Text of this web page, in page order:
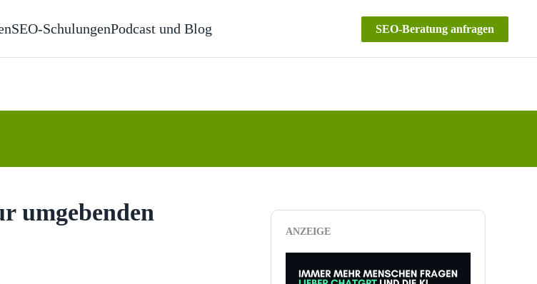
SEO-SchulungenPodcast und Blog SEO-Beratung anfragen
umgebenden
ANZEIGE